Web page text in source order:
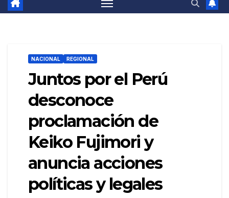
NACIONAL REGIONAL
Juntos por el Perú
desconoce
proclamación de
Keiko Fujimori y
anuncia acciones
políticas y legales